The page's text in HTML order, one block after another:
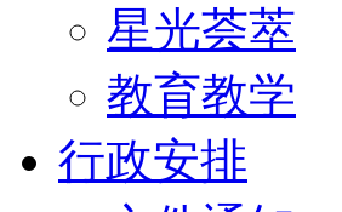
星光荟萃
教育教学
行政安排